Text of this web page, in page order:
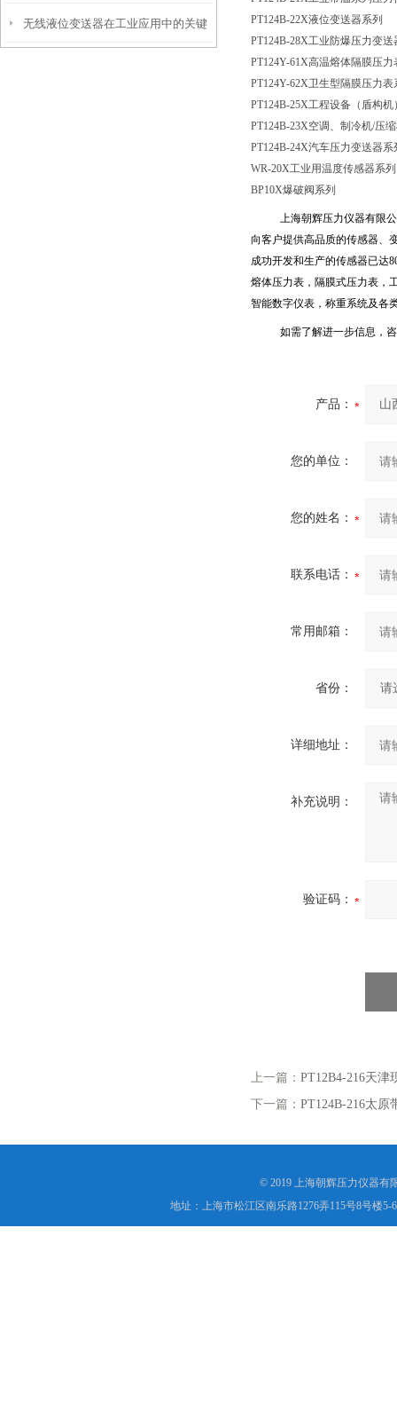
方法
无线液位变送器在工业应用中的关键
PT124B-22X液位变送器系列
PT124B-28X工业防爆压力变送
PT124Y-61X高温熔体隔膜压
PT124Y-62X卫生型隔膜压力表
PT124B-25X工程设备（盾构
PT124B-23X空调、制冷机/压
PT124B-24X汽车压力变送器系
WR-20X工业用温度传感器系列
BP10X爆破阀系列
上海朝辉压力仪器有限
向客户提供高品质的传感器、
成功开发和生产的传感器已达
熔体压力表，隔膜式压力表，
智能数字仪表，称重系统及各
如需了解进一步信息，
产品：
您的单位：
您的姓名：
联系电话：
常用邮箱：
省份：
详细地址：
补充说明：
验证码：
上一篇： PT12B4-216天
下一篇： PT124B-216太
© 2019 上海朝辉压力仪器有
地址：上海市松江区南乐路1276弄115号8号楼5-